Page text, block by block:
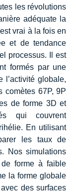
les révolutions
adéquate la
vrai à la fois en
et de tendance
processus. Il est
formés par une
l’activité globale,
comètes 67P, 9P
de forme 3D et
qui couvrent
En utilisant
les taux de
Nos simulations
forme à faible
la forme globale
des surfaces